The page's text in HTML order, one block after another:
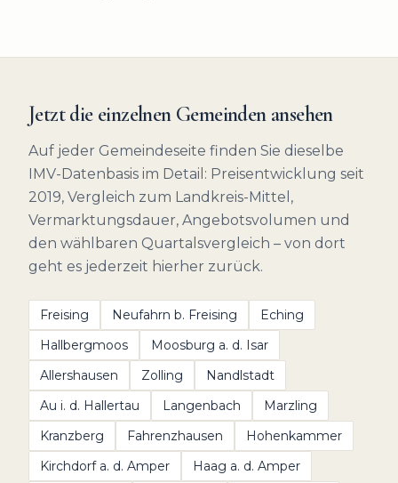
Jetzt die einzelnen Gemeinden ansehen
Auf jeder Gemeindeseite finden Sie dieselbe
IMV-Datenbasis im Detail: Preisentwicklung seit
2019, Vergleich zum Landkreis-Mittel,
Vermarktungsdauer, Angebotsvolumen und
den wählbaren Quartalsvergleich – von dort
geht es jederzeit hierher zurück.
Freising Neufahrn b. Freising
Eching
Hallbergmoos
Moosburg a. d. Isar
Allershausen
Zolling
Nandlstadt
Au i. d. Hallertau
Langenbach
Marzling
Kranzberg
Fahrenzhausen
Hohenkammer
Kirchdorf a. d. Amper
Haag a. d. Amper